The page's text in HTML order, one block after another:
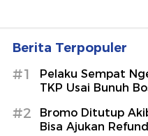
Berita Terpopuler
#1
Pelaku Sempat
TKP Usai Bunuh
#2
Bromo Ditutup
Bisa Ajukan